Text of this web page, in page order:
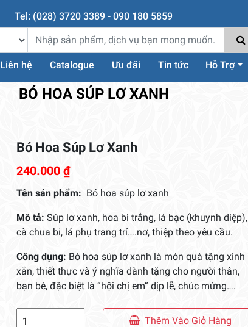
Tel: (028) 3720 3389 - 090 180 5859
Liên hệ Catalogue Ưu đãi Tin tức Hỗ Trợ
BÓ HOA SÚP LƠ XANH
Bó Hoa Súp Lơ Xanh
240.000 ₫
Tên sản phẩm: Bó hoa súp lơ xanh
Mô tả: Súp lơ xanh, hoa bi trắng, lá bạc (khuynh diệp),
cà chua bi, lá phụ trang trí….nơ, thiệp theo yêu cầu.
Công dụng: Bó hoa súp lơ xanh là món quà tặng xinh
xắn, thiết thực và ý nghĩa dành tặng cho người thân,
bạn bè, đặc biệt là “hội chị em” dịp lễ, chúc mừng….
Thêm Vào Giỏ Hàng